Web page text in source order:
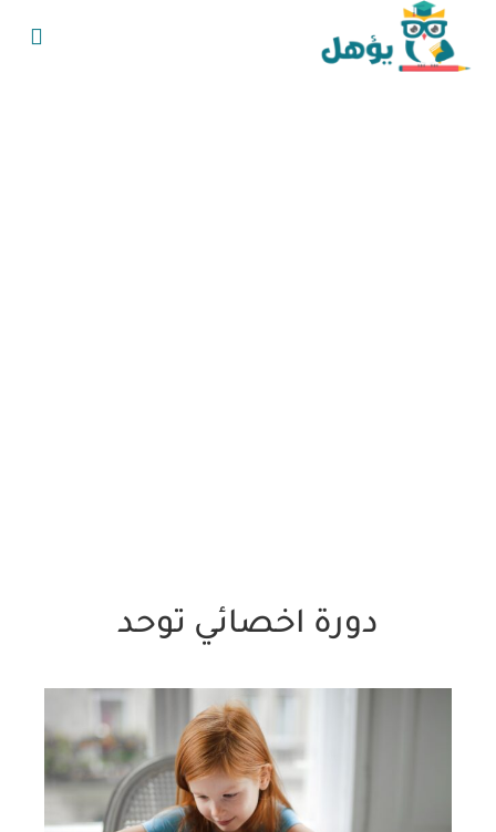
دورة اخصائي توحد